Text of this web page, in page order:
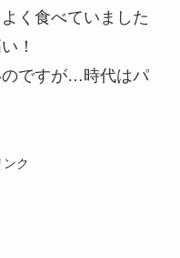
く食べていました
！
のですが…時代はパ
ンク